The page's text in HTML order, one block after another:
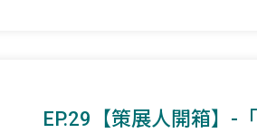
EP.29【策展人開箱】-